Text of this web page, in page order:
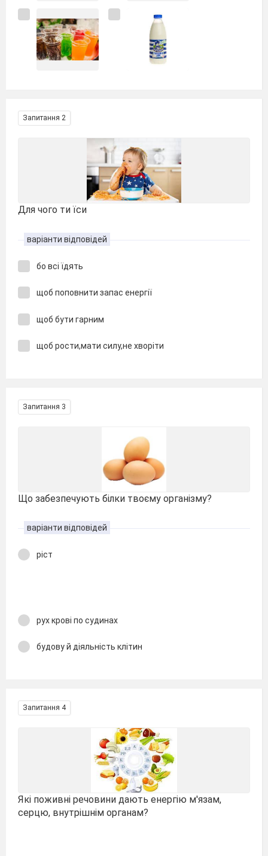
Запитання 2
Для чого ти їси
варіанти відповідей
бо всі їдять
щоб поповнити запас енергії
щоб бути гарним
щоб рости,мати силу,не хворіти
Запитання 3
Що забезпечують білки твоєму організму?
варіанти відповідей
ріст
рух крові по судинах
будову й діяльність клітин
Запитання 4
Які поживні речовини дають енергію м'язам,
серцю, внутрішнім органам?